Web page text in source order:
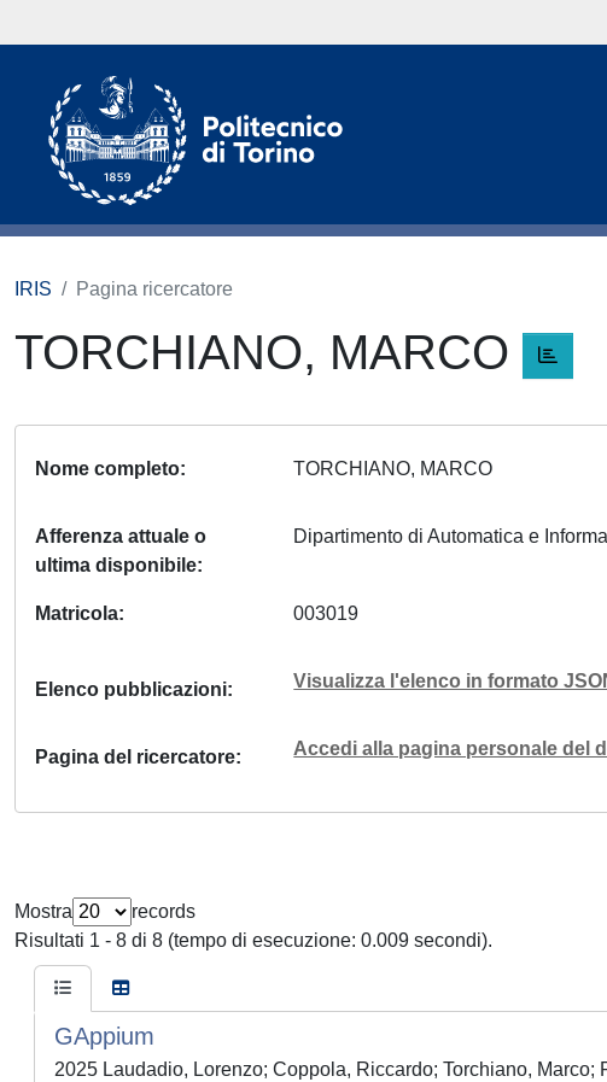
IRIS Pagina ricercatore
TORCHIANO, MARCO
Nome completo TORCHIANO, MARCO
Afferenza attuale o
ultima disponibile
Dipartimento di Automatica e
Matricola 003019
Elenco pubblicazioni Visualizza l'elenco in formato
Pagina del ricercatore Accedi alla pagina personale del
Mostra
records
Risultati 1 - 8 di 8 (tempo di esecuzione: 0.009 secondi).
GAppium
2025 Laudadio, Lorenzo; Coppola, Riccardo; Torchiano, Marco;